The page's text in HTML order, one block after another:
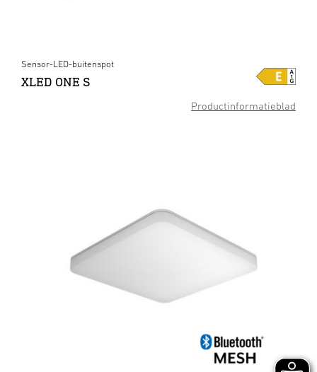
Productinformatieblad
Sensor-LED-buitenspot
XLED ONE S